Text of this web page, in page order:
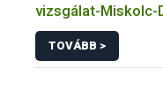
vizsgálat-Miskolc-
Általános Iskola és
TOVÁBB >